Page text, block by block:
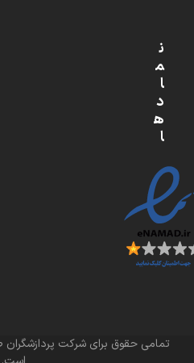
ن
م
ا
د
ه
ا
تمامی حقوق برای شرکت